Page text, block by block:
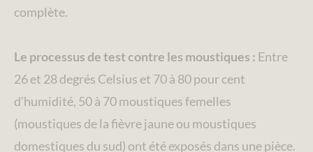
complète.
Le processus de test contre les moustiques : Entre
26 et 28 degrés Celsius et 70 à 80 pour cent
d’humidité, 50 à 70 moustiques femelles
(moustiques de la fièvre jaune ou moustiques
domestiques du sud) ont été exposés dans une pièce.